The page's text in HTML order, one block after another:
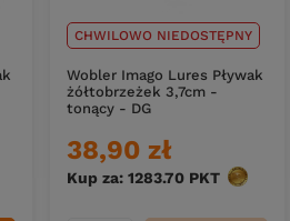
CHWILOWO NIEDOSTĘPNY
Wobler Imago Lures Pływak
żółtobrzeżek 3,7cm -
tonący - DG
38,90 zł
Kup za: 1283.70 PKT punktów